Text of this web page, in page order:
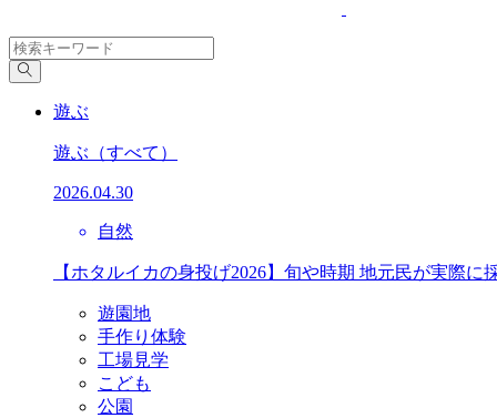
遊ぶ
遊ぶ （すべて）
2026.04.30
自然
【ホタルイカの身投げ2026】旬や時期 地元民が実際に
遊園地
手作り体験
工場見学
こども
公園